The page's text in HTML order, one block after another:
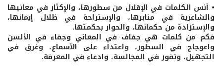
• أنس الكلمات في الإقلال من سطورها، والإكثار في معانيها
والشاعرية في منابرها، والإستراحة في ظلال إيمائها،
والإستزادة من حكمائها، والحوار بحكمتها.
فكم من كلمات هي جفاف في المعاني وجفاء في الألسن
واعوجاج في السطور، واعتداء على الأسماع، وغرق في
التجهيل، ونفور في المجالسة، وادعاء في المعرفة.